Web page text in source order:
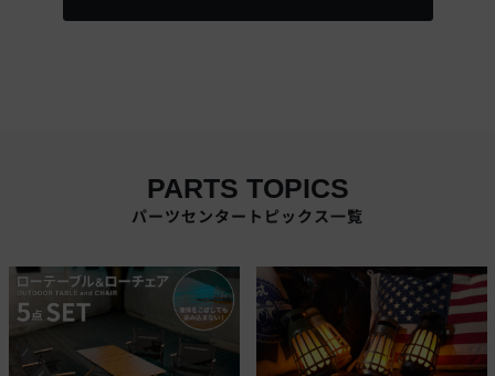
PARTS TOPICS
パーツセンタートピックス一覧